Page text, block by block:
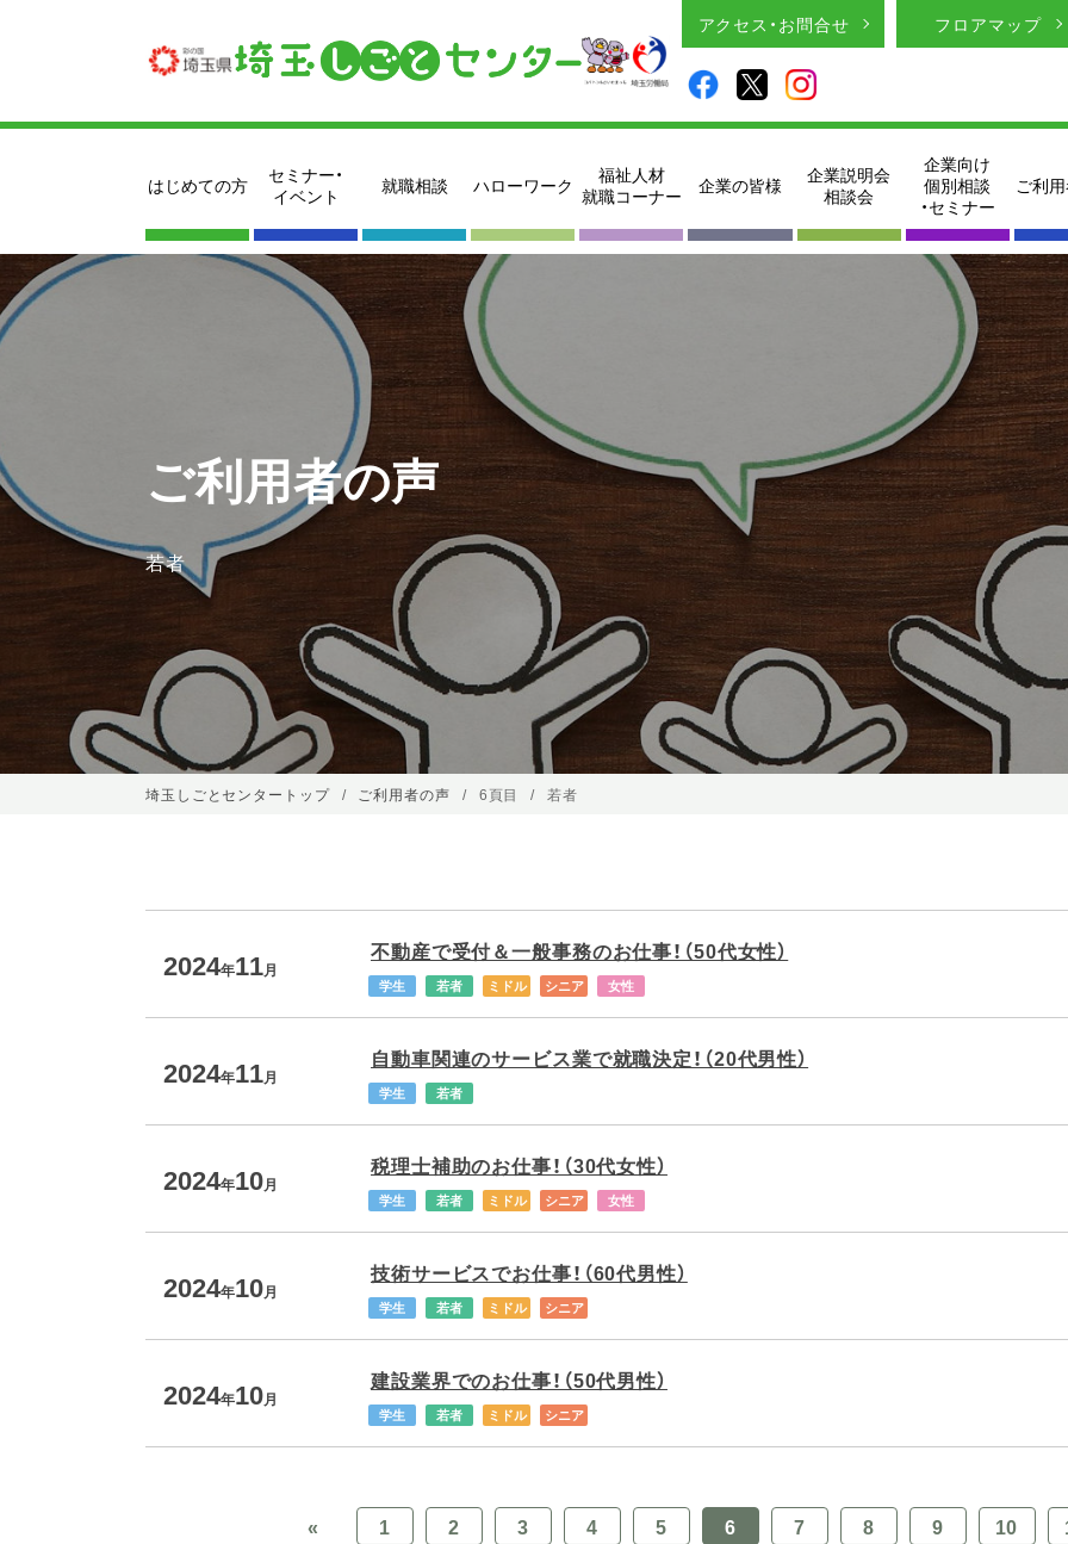
アクセス・お問合せ フロアマップ
はじめての方
セミナー・
イベント
就職相談 ハローワーク
福祉人材
就職コーナー
企業の皆様
企業説明会
相談会
企業向け
個別相談
・セミナー
ご利
ご利用者の声
若者
埼玉しごとセンタートップ ご利用者の声 6頁目 若者
2024年11月
不動産で受付＆一般事務のお仕事！（50代女性）
学生 若者 ミドル シニア 女性
2024年11月
自動車関連のサービス業で就職決定！（20代男性）
学生 若者
2024年10月
税理士補助のお仕事！（30代女性）
学生 若者 ミドル シニア 女性
2024年10月
技術サービスでお仕事！（60代男性）
学生 若者 ミドル シニア
2024年10月
建設業界でのお仕事！（50代男性）
学生 若者 ミドル シニア
« 1 2 3 4 5 6 7 8 9 10